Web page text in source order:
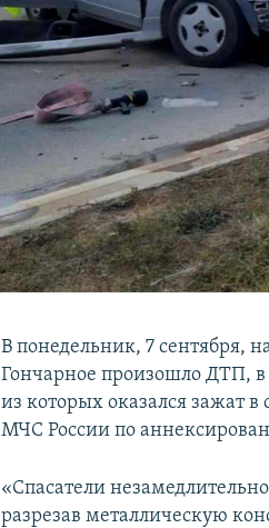
В понедельник, 7 сентября,
Гончарное произошло ДТП,
из которых оказался зажат
МЧС России по
«Спасатели
разрезав металлическую